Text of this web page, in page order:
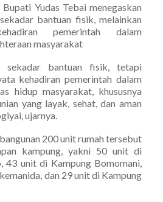
Yudas Tebai menegaskan
bantuan fisik, melainkan
pemerintah dalam
masyarakat
sekadar bantuan fisik, tetapi
kehadiran pemerintah dalam
hidup masyarakat, khususnya
yang layak, sehat, dan aman
ujarnya.
200 unit rumah tersebut
kampung, yakni 50 unit di
43 unit di Kampung Bomomani,
dan 29 unit di Kampung